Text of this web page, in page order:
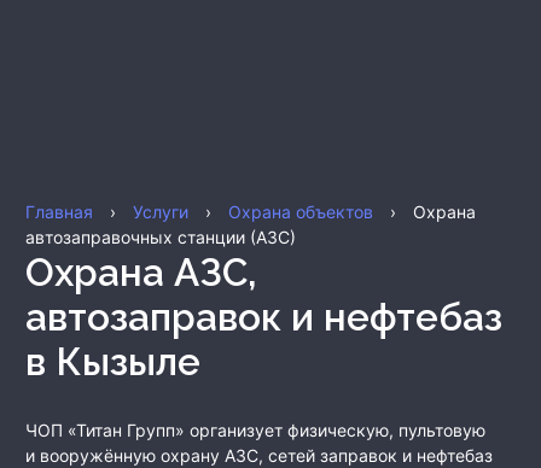
Главная › Услуги › Охрана объектов ›
Охрана
автозаправочных станции (АЗС)
Охрана АЗС,
автозаправок и нефтебаз
в Кызыле
ЧОП «Титан Групп» организует физическую, пультовую
и вооружённую охрану АЗС, сетей заправок и нефтебаз